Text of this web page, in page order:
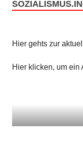
Hier gehts zur
Hier klicken, um ein